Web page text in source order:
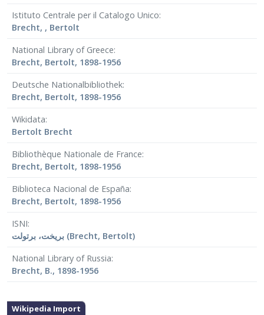
Istituto Centrale per il Catalogo Unico
Brecht, , Bertolt
National Library of Greece
Brecht, Bertolt, 1898-1956
Deutsche Nationalbibliothek
Brecht, Bertolt, 1898-1956
Wikidata
Bertolt Brecht
Bibliothèque Nationale de France
Brecht, Bertolt, 1898-1956
Biblioteca Nacional de España
Brecht, Bertolt, 1898-1956
ISNI
بريخت، برتولت (Brecht, Bertolt)
National Library of Russia
Brecht, B., 1898-1956
Wikipedia Import